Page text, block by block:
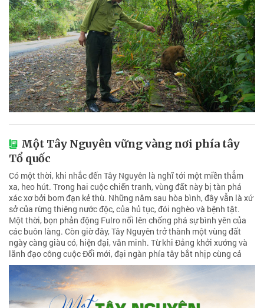
Một Tây Nguyên vững vàng nơi phía tây
Tổ quốc
Có một thời, khi nhắc đến Tây Nguyên là nghĩ tới một miền thẳm
xa, heo hút. Trong hai cuộc chiến tranh, vùng đất này bị tàn phá
xác xơ bởi bom đạn kẻ thù. Những năm sau hòa bình, đây vẫn là xứ
sở của rừng thiêng nước độc, của hủ tục, đói nghèo và bệnh tật.
Một thời, bọn phản động Fulro nổi lên chống phá sự bình yên của
các buôn làng. Còn giờ đây, Tây Nguyên trở thành một vùng đất
ngày càng giàu có, hiện đại, văn minh. Từ khi Đảng khởi xướng và
lãnh đạo công cuộc Đổi mới, đại ngàn phía tây bắt nhịp cùng cả